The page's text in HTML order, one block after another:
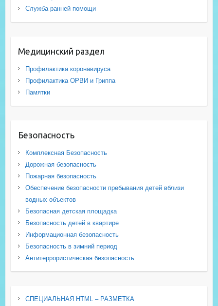
Служба ранней помощи
Медицинский раздел
Профилактика коронавируса
Профилактика ОРВИ и Гриппа
Памятки
Безопасность
Комплексная Безопасность
Дорожная безопасность
Пожарная безопасность
Обеспечение безопасности пребывания детей вблизи
водных объектов
Безопасная детская площадка
Безопасность детей в квартире
Информационная безопасность
Безопасность в зимний период
Антитеррористическая безопасность
СПЕЦИАЛЬНАЯ HTML – РАЗМЕТКА